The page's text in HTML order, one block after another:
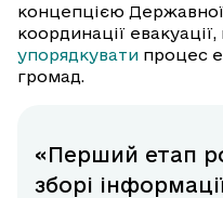
концепцією
координації
упорядкувати процес
громад.
«Перший етап
зборі